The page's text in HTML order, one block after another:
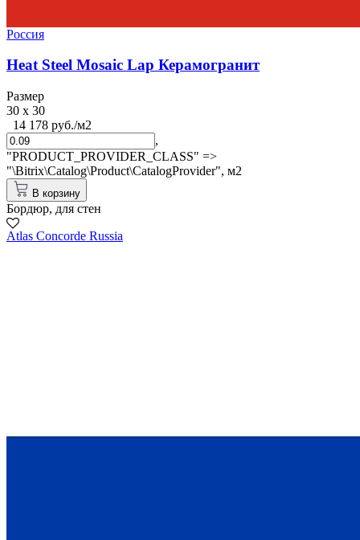
Россия
Heat Steel Mosaic Lap Керамогранит
Размер
30 x 30
14 178 руб./м2
,
"PRODUCT_PROVIDER_CLASS" =>
"\Bitrix\Catalog\Product\CatalogProvider", м2
В корзину
Бордюр, для стен
Atlas Concorde Russia